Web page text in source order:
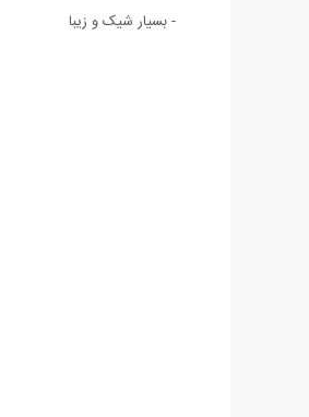
- بسیار شیک و زیبا